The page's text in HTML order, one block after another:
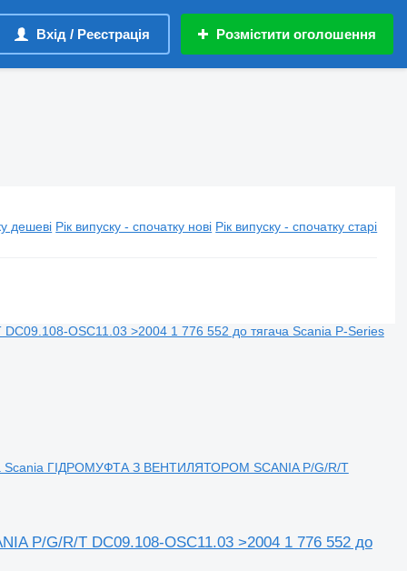
Вхід / Реєстрація Розмістити оголошення
дешеві Рік випуску - спочатку нові Рік випуску - спочатку старі
Scania ГІДРОМУФТА З ВЕНТИЛЯТОРОМ SCANIA P/G/R/T
P/G/R/T DC09.108-OSC11.03 >2004 1 776 552 до